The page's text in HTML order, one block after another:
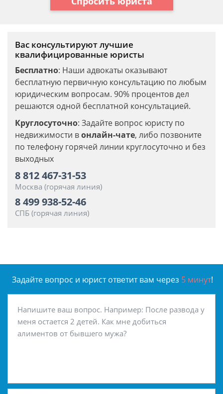
Вас консультируют лучшие
квалифицированные юристы
Бесплатно: Наши адвокаты оказывают
бесплатную первичную консультацию по любым
юридическим вопросам. 90% процентов дел
решаются одной бесплатной консультацией.
Круглосуточно: Задайте вопрос юристу по
недвижимости вонлайн-чате, либо позвоните
по телефону горячей линии круглосуточно и без
выходных
8 812 467-31-53
Москва (горячая линия)
8 499 938-52-46
СПБ (горячая линия)
Задайте вопрос и юрист ответит вам через 5 минут!